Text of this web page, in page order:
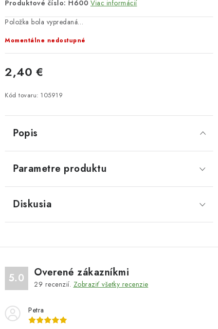
Produktové číslo: H600 Viac informácií
Položka bola vypredaná…
Momentálne nedostupné
2,40 €
Kód tovaru: 105919
Popis
Parametre produktu
Diskusia
5.0 Overené zákazníkmi
29 recenzií. Zobraziť všetky recenzie
Petra